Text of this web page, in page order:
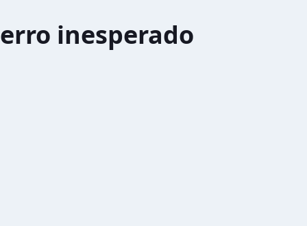
erro inesperado